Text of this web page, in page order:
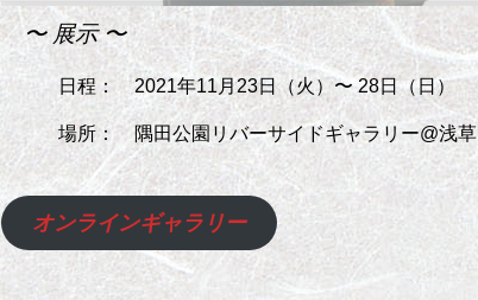
〜 展示 〜
日程： 2021年11月23日（火）〜 28日（日）
場所： 隅田公園リバーサイドギャラリー@浅草
オンラインギャラリー